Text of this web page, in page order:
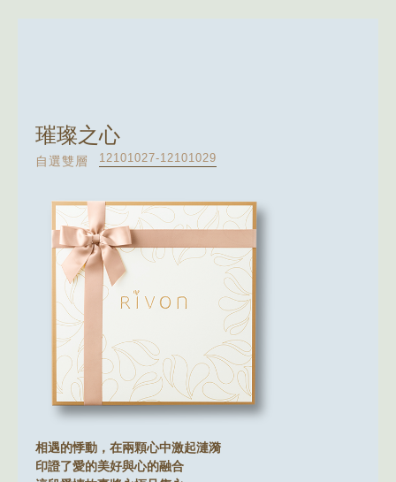
璀璨之心
自選雙層 12101027-12101029
相遇的悸動，在兩顆心中激起漣漪
印證了愛的美好與心的融合